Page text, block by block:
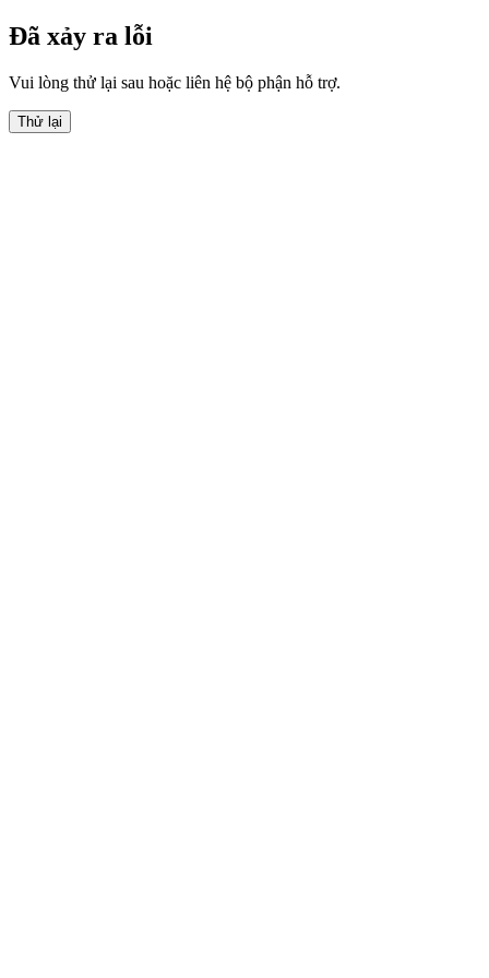
Đã xảy ra lỗi
Vui lòng thử lại sau hoặc liên hệ bộ phận hỗ trợ.
Thử lại